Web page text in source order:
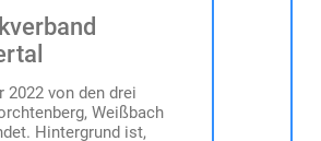
2022 von den drei
Weißbach
Hintergrund ist,